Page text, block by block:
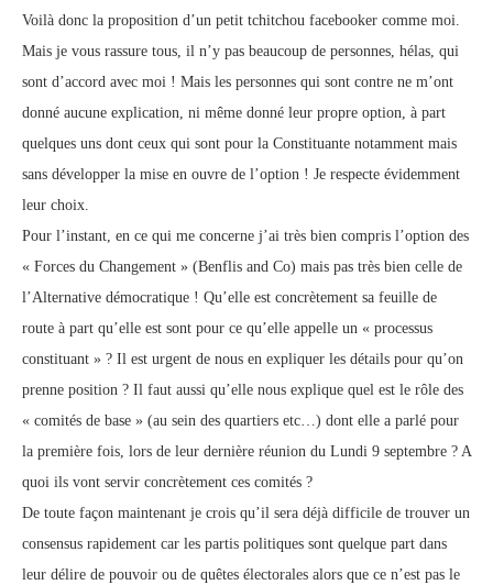
Voilà donc la proposition d’un petit tchitchou facebooker comme moi.
Mais je vous rassure tous, il n’y pas beaucoup de personnes, hélas, qui
sont d’accord avec moi ! Mais les personnes qui sont contre ne m’ont
donné aucune explication, ni même donné leur propre option, à part
quelques uns dont ceux qui sont pour la Constituante notamment mais
sans développer la mise en ouvre de l’option ! Je respecte évidemment
leur choix.
Pour l’instant, en ce qui me concerne j’ai très bien compris l’option des
« Forces du Changement » (Benflis and Co) mais pas très bien celle de
l’Alternative démocratique ! Qu’elle est concrètement sa feuille de
route à part qu’elle est sont pour ce qu’elle appelle un « processus
constituant » ? Il est urgent de nous en expliquer les détails pour qu’on
prenne position ? Il faut aussi qu’elle nous explique quel est le rôle des
« comités de base » (au sein des quartiers etc…) dont elle a parlé pour
la première fois, lors de leur dernière réunion du Lundi 9 septembre ? A
quoi ils vont servir concrètement ces comités ?
De toute façon maintenant je crois qu’il sera déjà difficile de trouver un
consensus rapidement car les partis politiques sont quelque part dans
leur délire de pouvoir ou de quêtes électorales alors que ce n’est pas le